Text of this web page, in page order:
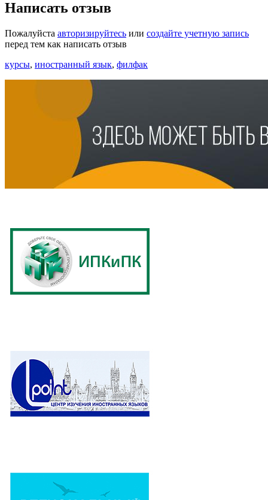
Написать отзыв
Пожалуйста авторизируйтесь или создайте учетную запись
перед тем как написать отзыв
курсы, иностранный язык, филфак